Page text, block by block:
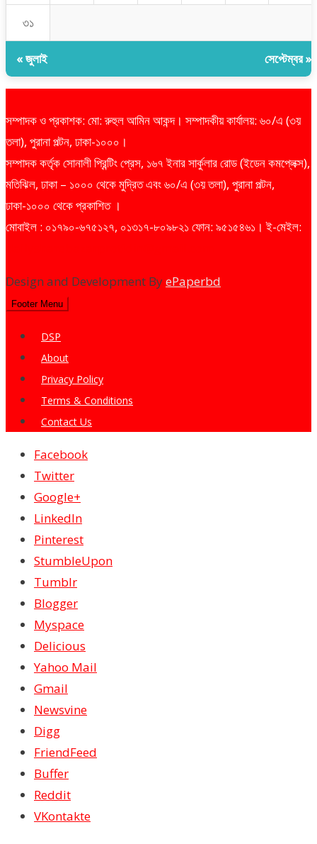
৩১
« জুলাই সেপ্টেম্বর »
সম্পাদক ও প্রকাশক: মো: রুহুল আমিন আকন্দ। সম্পাদকীয় কার্যালয়: ৬০/এ (৩য়
তলা), পুরানা পল্টন, ঢাকা-১০০০।
সম্পাদক কর্তৃক সোনালী প্রিন্টিং প্রেস, ১৬৭ ইনার সার্কুলার রোড (ইডেন কমপ্লেক্স),
মতিঝিল, ঢাকা – ১০০০ থেকে মুদ্রিত এবং ৬০/এ (৩য় তলা), পুরানা পল্টন,
ঢাকা-১০০০ থেকে প্রকাশিত ।
মোবাইল : ০১৭৯০-৬৭৫১২৭, ০১৩১৭-৮০৯৮২১ ফোন: ৯৫১৫৪৬১। ই-মেইল:
Design and Development ByePaperbd
Footer Menu
DSP
About
Privacy Policy
Terms & Conditions
Contact Us
Facebook
Twitter
Google+
LinkedIn
Pinterest
StumbleUpon
Tumblr
Blogger
Myspace
Delicious
Yahoo Mail
Gmail
Newsvine
Digg
FriendFeed
Buffer
Reddit
VKontakte